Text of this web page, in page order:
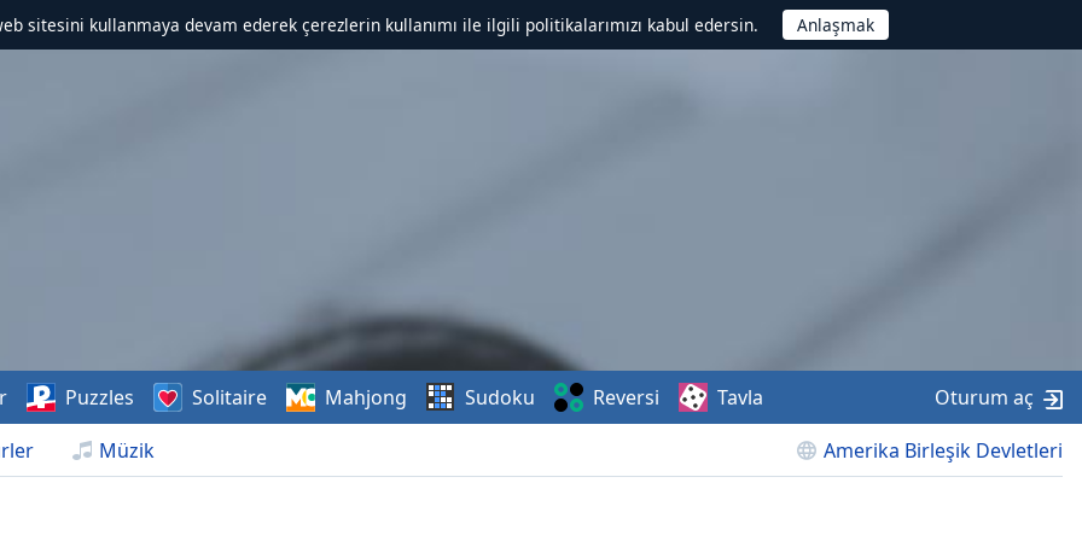
sitesini kullanmaya devam ederek çerezlerin kullanımı ile ilgili politikalarımızı kabul edersin.
Müzik Amerika Birleşik Devletleri
Puzzles Solitaire Mahjong Sudoku Reversi Tavla Oturum aç